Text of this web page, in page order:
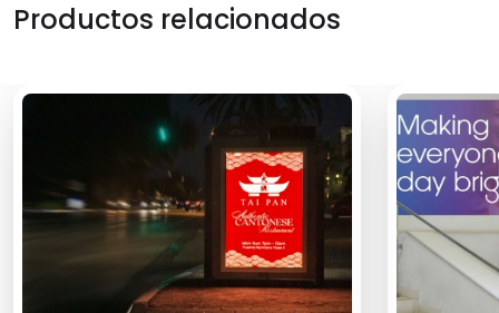
Productos relacionados